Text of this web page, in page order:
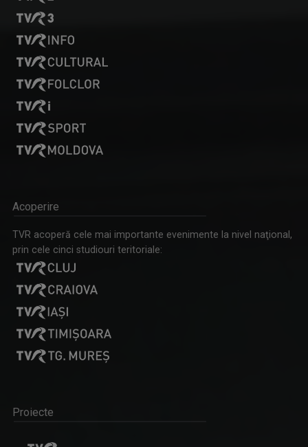
Acoperire
TVR acoperă cele mai importante evenimente la nivel naţional,
prin cele cinci studiouri teritoriale:
Proiecte